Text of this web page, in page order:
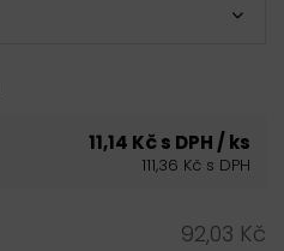
11,14 Kč s DPH / ks
111,36 Kč s DPH
92,03 Kč